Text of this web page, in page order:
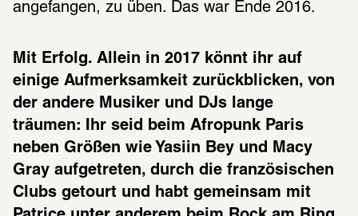
angefangen, zu üben. Das war Ende 2016.
Mit Erfolg. Allein in 2017 könnt ihr auf
einige Aufmerksamkeit zurückblicken, von
der andere Musiker und DJs lange
träumen: Ihr seid beim Afropunk Paris
neben Größen wie Yasiin Bey und Macy
Gray aufgetreten, durch die französischen
Clubs getourt und habt gemeinsam mit